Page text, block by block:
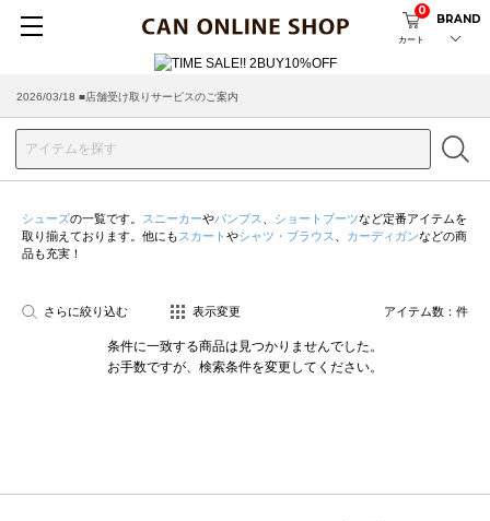
カート
0
BRAND
2026/03/18 ■店舗受け取りサービスのご案内
シューズの一覧です。 スニーカーやパンプス ショートブーツなど定番アイテムを
取り揃えております。他にも スカート やシャツ・ブラウス カーディガンなどの商
品も充実！
さらに絞り込む 表示変更 アイテム数： 件
条件に一致する商品は見つかりませんでした。
お手数ですが、検索条件を変更してください。